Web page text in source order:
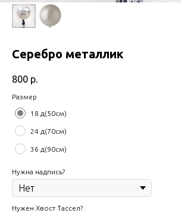
Серебро металлик
800 р.
Размер
18 д(50см)
24 д(70см)
36 д(90см)
Нужна надпись?
Нужен Хвост Тассел?